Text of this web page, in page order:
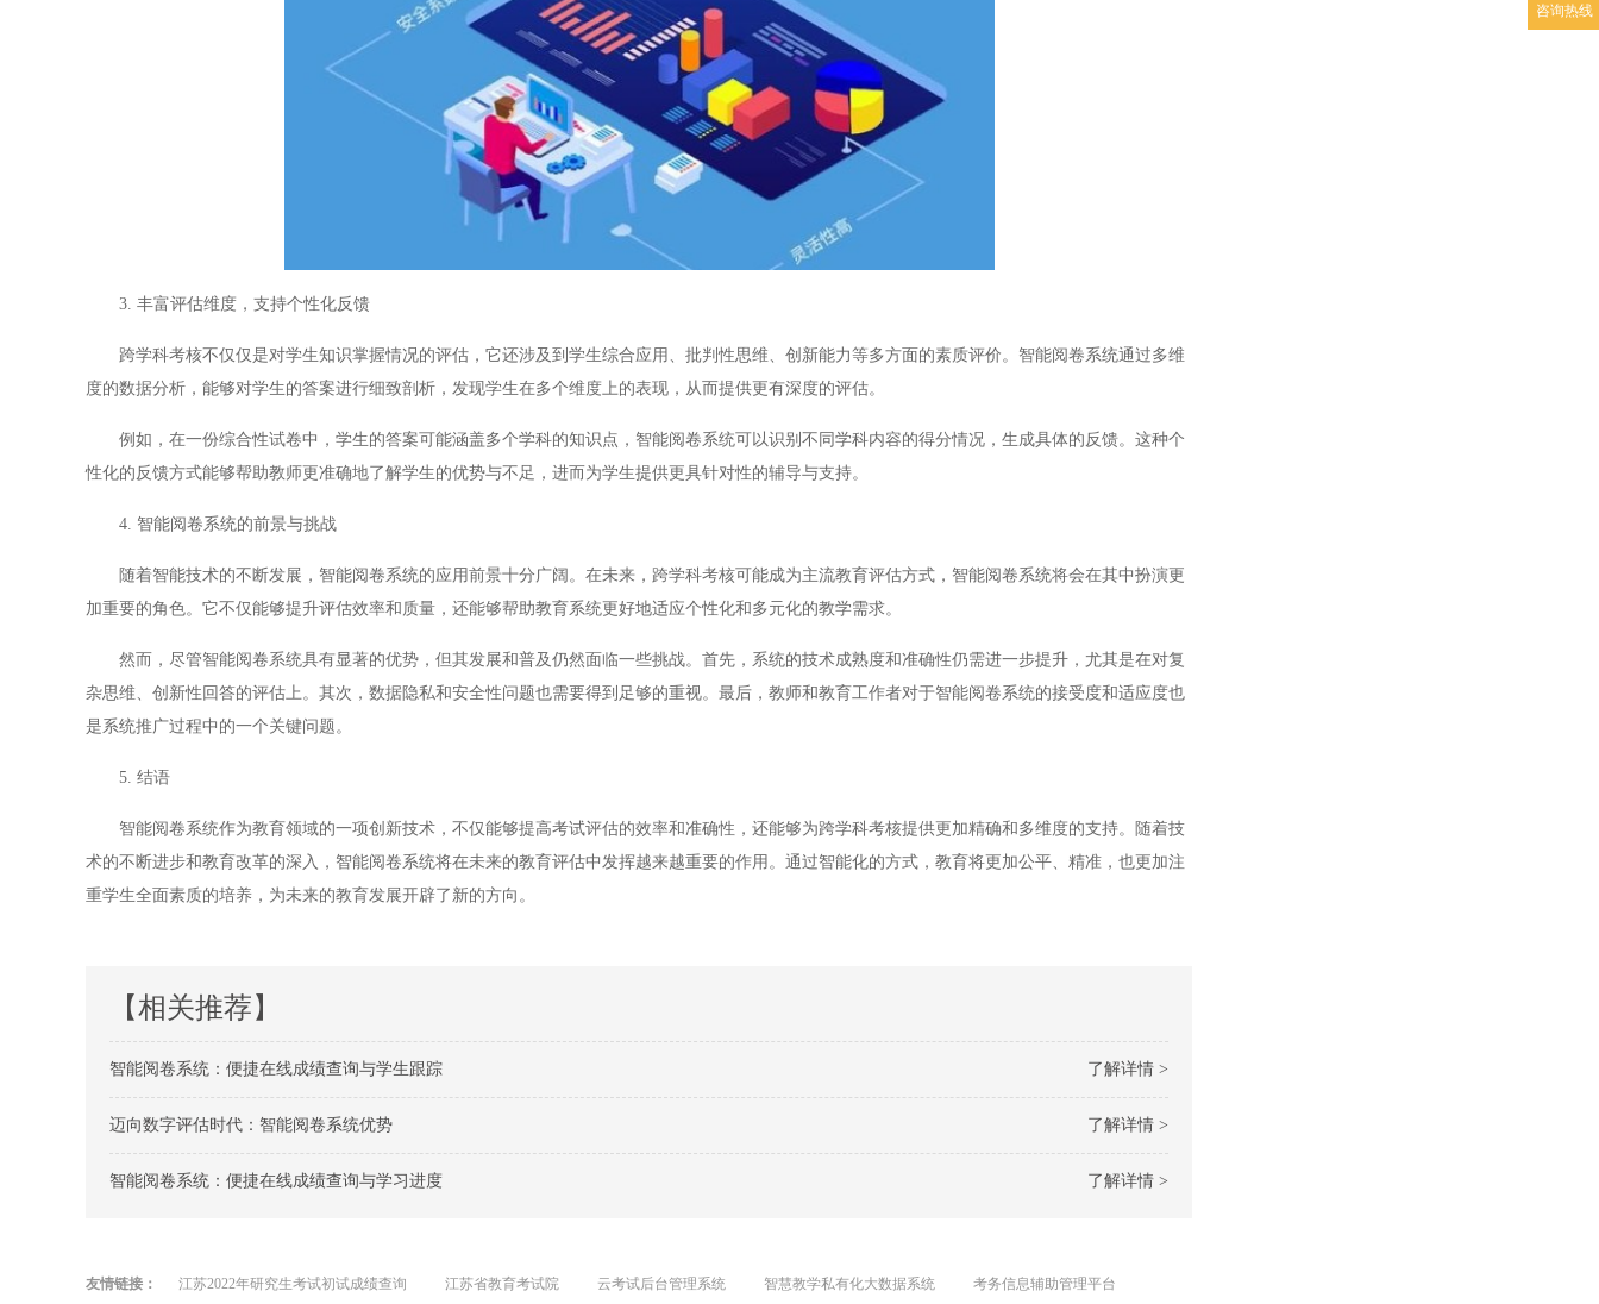
3. 丰富评估维度，支持个性化反馈
跨学科考核不仅仅是对学生知识掌握情况的评估，它还涉及到学生综合应用、批判性思维、创新能力等多方面的素质评价。智能阅卷系统通过多维
度的数据分析，能够对学生的答案进行细致剖析，发现学生在多个维度上的表现，从而提供更有深度的评估。
例如，在一份综合性试卷中，学生的答案可能涵盖多个学科的知识点，智能阅卷系统可以识别不同学科内容的得分情况，生成具体的反馈。这种个
性化的反馈方式能够帮助教师更准确地了解学生的优势与不足，进而为学生提供更具针对性的辅导与支持。
4. 智能阅卷系统的前景与挑战
随着智能技术的不断发展，智能阅卷系统的应用前景十分广阔。在未来，跨学科考核可能成为主流教育评估方式，智能阅卷系统将会在其中扮演更
加重要的角色。它不仅能够提升评估效率和质量，还能够帮助教育系统更好地适应个性化和多元化的教学需求。
然而，尽管智能阅卷系统具有显著的优势，但其发展和普及仍然面临一些挑战。首先，系统的技术成熟度和准确性仍需进一步提升，尤其是在对复
杂思维、创新性回答的评估上。其次，数据隐私和安全性问题也需要得到足够的重视。最后，教师和教育工作者对于智能阅卷系统的接受度和适应度也
是系统推广过程中的一个关键问题。
5. 结语
智能阅卷系统作为教育领域的一项创新技术，不仅能够提高考试评估的效率和准确性，还能够为跨学科考核提供更加精确和多维度的支持。随着技
术的不断进步和教育改革的深入，智能阅卷系统将在未来的教育评估中发挥越来越重要的作用。通过智能化的方式，教育将更加公平、精准，也更加注
重学生全面素质的培养，为未来的教育发展开辟了新的方向。
【相关推荐】
了解详情 >
智能阅卷系统：便捷在线成绩查询与学生跟踪
了解详情 >
迈向数字评估时代：智能阅卷系统优势
了解详情 >
智能阅卷系统：便捷在线成绩查询与学习进度
友情链接： 江苏2022年研究生考试初试成绩查询 江苏省教育考试院 云考试后台管理系统 智慧教学私有化大数据系统 考务信息辅助管理平台
咨询热线